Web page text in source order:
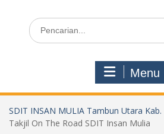
Search
for:
Menu
SDIT INSAN MULIA Tambun Utara Kab.
Takjil On The Road SDIT Insan Mulia